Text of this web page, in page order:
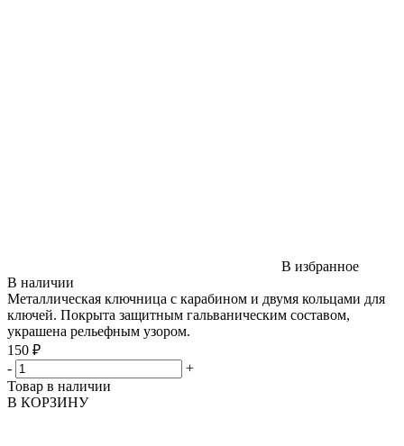
В избранное
В наличии
Металлическая ключница с карабином и двумя кольцами для
ключей. Покрыта защитным гальваническим составом,
украшена рельефным узором.
150 ₽
-
+
Товар в наличии
В КОРЗИНУ